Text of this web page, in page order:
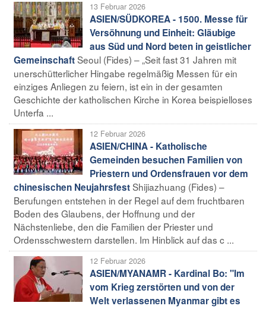
13 Februar 2026
ASIEN/SÜDKOREA - 1500. Messe für
Versöhnung und Einheit: Gläubige
aus Süd und Nord beten in geistlicher
GemeinschaftSeoul (Fides) – „Seit fast 31 Jahren mit
unerschütterlicher Hingabe regelmäßig Messen für ein
einziges Anliegen zu feiern, ist ein in der gesamten
Geschichte der katholischen Kirche in Korea beispielloses
Unterfa ...
12 Februar 2026
ASIEN/CHINA - Katholische
Gemeinden besuchen Familien von
Priestern und Ordensfrauen vor dem
chinesischen NeujahrsfestShijiazhuang (Fides) –
Berufungen entstehen in der Regel auf dem fruchtbaren
Boden des Glaubens, der Hoffnung und der
Nächstenliebe, den die Familien der Priester und
Ordensschwestern darstellen. Im Hinblick auf das c ...
12 Februar 2026
ASIEN/MYANAMR - Kardinal Bo: "Im
vom Krieg zerstörten und von der
Welt verlassenen Myanmar gibt es